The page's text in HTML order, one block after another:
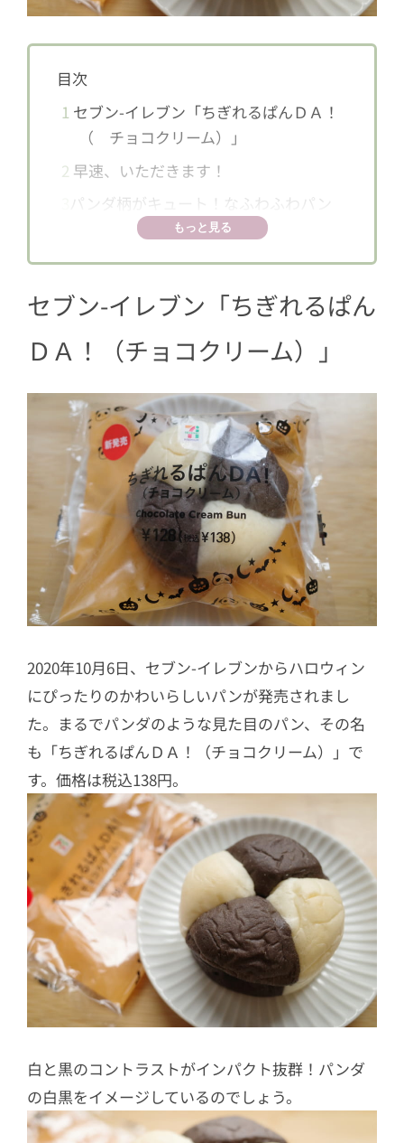
目次
1 セブン-イレブン「ちぎれるぱんＤＡ！
（ チョコクリーム）」
2 早速、いただきます！
パンダ柄がキュート！なふわふわパン
もっと見る
セブン-イレブン「ちぎれるぱん
ＤＡ！（チョコクリーム）」
2020年10月6日、セブン-イレブンからハロウィン
にぴったりのかわいらしいパンが発売されまし
た。まるでパンダのような見た目のパン、その名
も「ちぎれるぱんＤＡ！（チョコクリーム）」で
す。価格は税込138円。
白と黒のコントラストがインパクト抜群！パンダ
の白黒をイメージしているのでしょう。